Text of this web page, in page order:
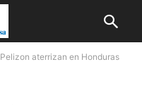
aterrizan en Honduras